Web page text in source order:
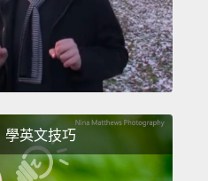
How do you not
沒有...
學英文技巧